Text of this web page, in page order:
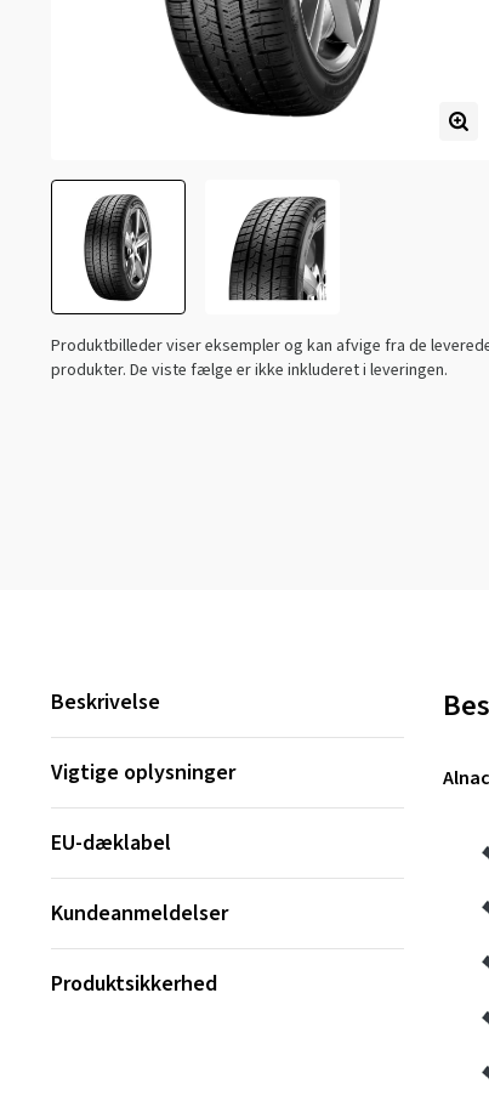
Produktbilleder viser eksempler og kan afvige fra de
produkter. De viste fælge er ikke inkluderet i leveringen.
Beskrivelse
Vigtige oplysninger
EU-dæklabel
Kundeanmeldelser
Produktsikkerhed